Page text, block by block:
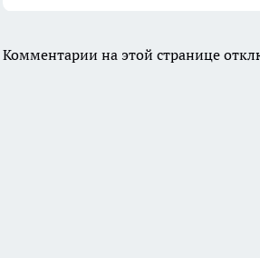
Комментарии на этой странице